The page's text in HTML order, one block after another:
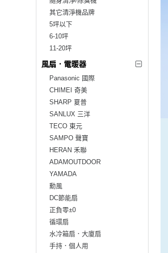
其它清淨機品牌
5坪以下
6-10坪
11-20坪
風扇．電暖器
Panasonic 國際
CHIMEI 奇美
SHARP 夏普
SANLUX 三洋
TECO 東元
SAMPO 聲寶
HERAN 禾聯
ADAMOUTDOOR
YAMADA
勳風
DC節能扇
正負零±0
循環扇
水冷箱扇．大廈扇
手持．個人用